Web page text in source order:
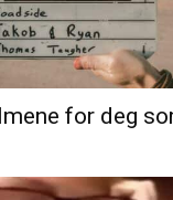
for deg